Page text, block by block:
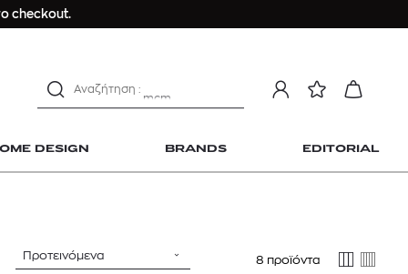
checkout.
DESIGN BRANDS EDITORIAL
Longchamp Le Pliage
Προτεινόμενα 8 προϊόντα